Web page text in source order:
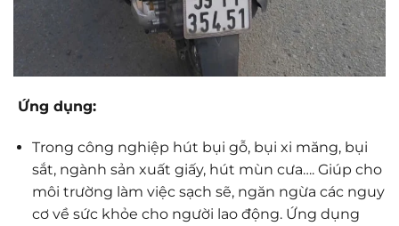
Ứng dụng:
Trong công nghiệp hút bụi gỗ, bụi xi măng, bụi
sắt, ngành sản xuất giấy, hút mùn cưa…. Giúp cho
môi trường làm việc sạch sẽ, ngăn ngừa các nguy
cơ về sức khỏe cho người lao động. Ứng dụng